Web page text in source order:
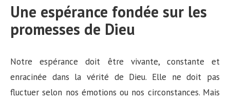
Une espérance fondée sur les
promesses de Dieu
Notre espérance doit être vivante, constante et
enracinée dans la vérité de Dieu. Elle ne doit pas
fluctuer selon nos émotions ou nos circonstances. Mais